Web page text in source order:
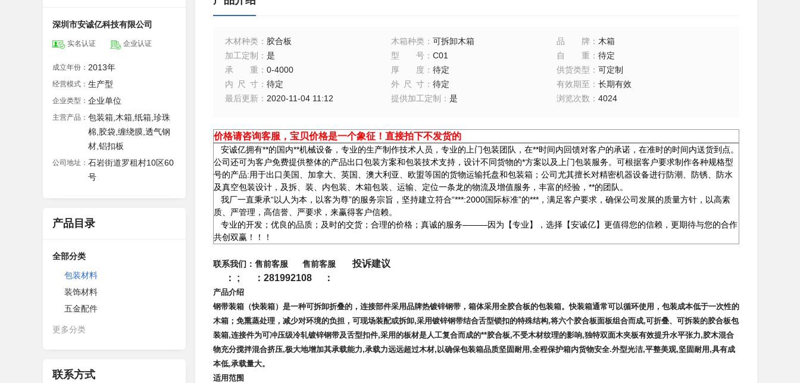
深圳市安诚亿科技有限公司
实名认证 企业认证
成立年份： 2013年
经营模式： 生产型
企业类型： 企业单位
主营产品： 包装箱,木箱,纸箱,珍珠
棉,胶袋,缠绕膜,透气钢
材,铝扣板
公司地址： 石岩街道罗租村10区60
号
产品目录
全部分类
包装材料
装饰材料
五金配件
更多分类
联系方式
木材种类 ： 胶合板 木箱种类 ： 可拆卸木箱 品牌 ： 木箱
加工定制
： 是 型号： C01 自重 ：待定
承重 ： 0-4000 厚度 ： 待定 供货类型 ：可定制
内尺寸 ： 待定 外尺寸： 待定 有效期至 ：长期有效
最后更新 ： 2020-11-04 11:12 提供加工定制 ： 是 浏览次数 ：4024
价格请咨询客服，宝贝价格是一个象征！直接拍下不发货的
安诚亿拥有**的国内**机械设备，专业的生产制作技术人员，专业的上门包装团队，在**时间内回馈对客户的承诺，在准时的时间内送货到点。
公司还可为客户免费提供整体的产品出口包装方案和包装技术支持，设计不同货物的*方案以及上门包装服务。可根据客户要求制作各种规格型
号的产品:用于出口美国、加拿大、英国、澳大利亚、欧盟等国的货物运输托盘和包装箱；公司尤其擅长对精密机器设备进行防潮、防锈、防水
及真空包装设计，及拆、装、内包装、木箱包装、运输、定位一条龙的物流及增值服务，丰富的经验，**的团队。
我厂一直秉承“以人为本，以客为尊”的服务宗旨，坚持建立符合“***:2000国际标准”的***，满足客户要求，确保公司发展的质量方针，以高素
质、严管理，高信誉、严要求，来赢得客户信赖。
专业的开发；优良的品质；及时的交货；合理的价格；真诚的服务———因为【专业】，选择【安诚亿】更值得您的信赖，更期待与您的合作
共创双赢！！！
联系我们：售前客服 售前客服
投诉建议
： ; ：281992108 ：
产品介绍
钢带装箱（快装箱）是一种可拆卸折叠的，连接部件采用品牌热镀锌钢带，箱体采用全胶合板的包装箱。快装箱通常可以循环使用，包装成本低于一次性的
木箱；免熏蒸处理，减少对环境的负担，可现场装配或拆卸,采用镀锌钢带结合舌型锁扣的特殊结构,将六个胶合板面板组合而成,可折叠、可拆装的胶合板包
装箱,连接件为可冲压级冷轧镀锌钢带及舌型扣件,采用的板材是人工复合而成的**胶合板,不受木材纹理的影响,独特双面木夹板有效提升水平张力,胶木混合
物充分搅拌混合挤压,极大地增加其承载能力,承载力远远超过木材,以确保包装箱品质坚固耐用,全程保护箱内货物安全.外型光洁,平整美观,坚固耐用,具有成
本低,承载量大。
适用范围